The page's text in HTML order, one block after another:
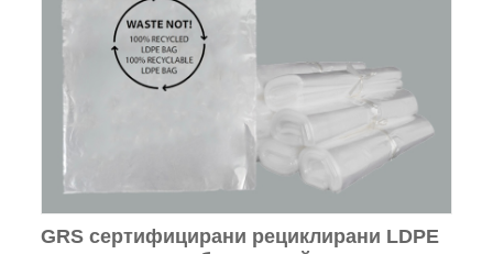
GRS сертифицирани рециклирани LDPE